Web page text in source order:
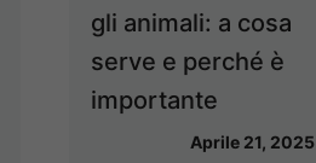
gli animali: a cosa
serve e perché è
importante
Aprile 21, 2025